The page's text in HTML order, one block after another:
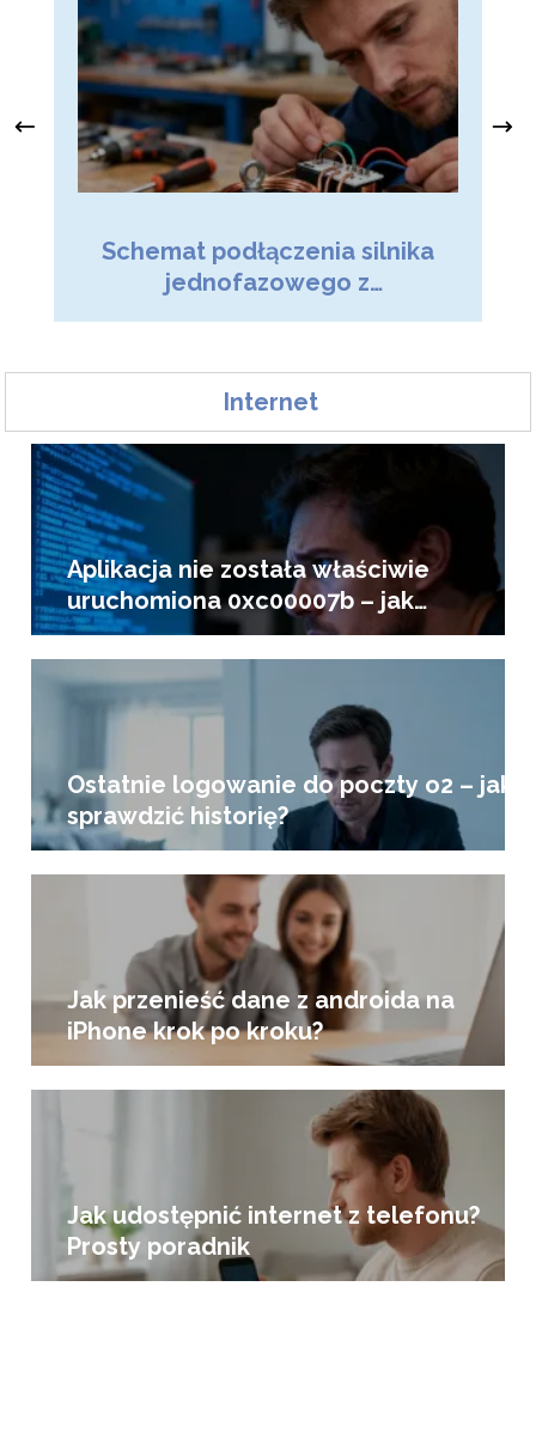
Schemat podłączenia silnika
jednofazowego z
Internet
Aplikacja nie została właściwie
uruchomiona 0xc00007b – jak
naprawić?
Ostatnie logowanie do poczty o2 – jak
sprawdzić historię?
Jak przenieść dane z androida na
iPhone krok po kroku?
Jak udostępnić internet z telefonu?
Prosty poradnik